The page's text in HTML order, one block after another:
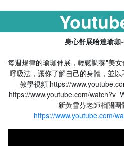
身心舒展哈達瑜珈
每週規律的瑜珈伸展，輕鬆調養"美女
呼吸法，讓你了解自己的身體，並
教學視頻 https://
https://www.youtube.com/
新黃雪芬老師相關
https://www.youtube.com/